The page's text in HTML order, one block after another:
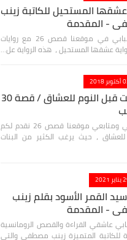
عشقها المستحيل للكاتبة زينب
- المقدمة
مرحباً بكم أصدقائي وأحبابي في موقعنا قصص 26 مع روايات
عشقها المستحيل ، هذه الرواية عل…
2018
حواديت قبل النوم للعشاق / قصة 30
مرحباً بكم جميع أصدقائي ومتابعي موقعنا قصص 26 نقدم لكم
، حيث يرغب الكثير من البنات
2021
القمر الأسود بقلم زينب
- المقدمة
عاشقي القراءة والقصص الرومانسية
للكاتبة المتميزة زينب مصطفى والتي